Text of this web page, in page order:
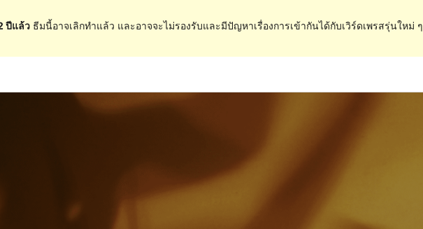
ปีแล้วธีมนี้อาจเลิกทำแล้ว และอาจจะไม่รองรับและมีปัญหาเรื่องการเข้ากันได้กับเวิร์ดเพรสรุ่นใหม่ ๆ